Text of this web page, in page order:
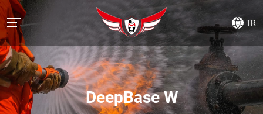
TR
DeepBase W